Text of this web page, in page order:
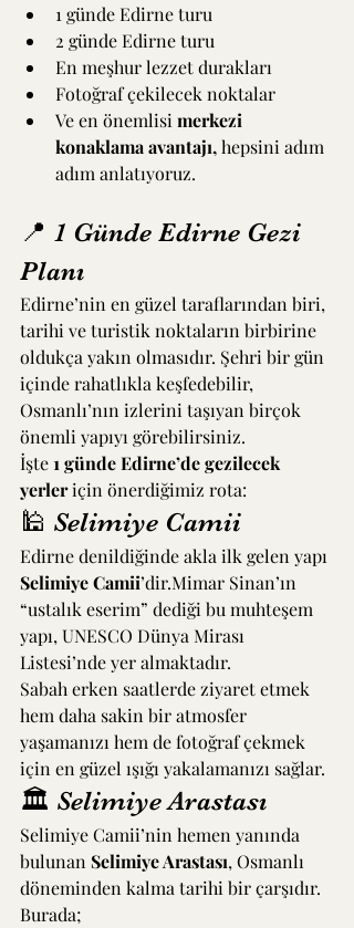
1 günde Edirne turu
2 günde Edirne turu
En meşhur lezzet durakları
Fotoğraf çekilecek noktalar
Ve en önemlisi merkezi
konaklama avantajı, hepsini adım
adım anlatıyoruz.
📍 1 Günde Edirne Gezi
Planı
Edirne’nin en güzel taraflarından biri,
tarihi ve turistik noktaların birbirine
oldukça yakın olmasıdır. Şehri bir gün
içinde rahatlıkla keşfedebilir,
Osmanlı’nın izlerini taşıyan birçok
önemli yapıyı görebilirsiniz.
İşte 1 günde Edirne’de gezilecek
yerler için önerdiğimiz rota:
🕌 Selimiye Camii
Edirne denildiğinde akla ilk gelen yapı
Selimiye Camii’dir.Mimar Sinan’ın
“ustalık eserim” dediği bu muhteşem
yapı, UNESCO Dünya Mirası
Listesi’nde yer almaktadır.
Sabah erken saatlerde ziyaret etmek
hem daha sakin bir atmosfer
yaşamanızı hem de fotoğraf çekmek
için en güzel ışığı yakalamanızı sağlar.
🏛 Selimiye Arastası
Selimiye Camii’nin hemen yanında
bulunan Selimiye Arastası, Osmanlı
döneminden kalma tarihi bir çarşıdır.
Burada;